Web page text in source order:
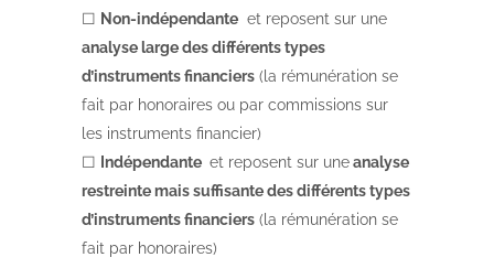
☐ Non-indépendante et reposent sur une
analyse large des différents types
d’instruments financiers (la rémunération se
fait par honoraires ou par commissions sur
les instruments financier)
☐ Indépendante et reposent sur uneanalyse
restreinte mais suffisante des différents types
d’instruments financiers (la rémunération se
fait par honoraires)